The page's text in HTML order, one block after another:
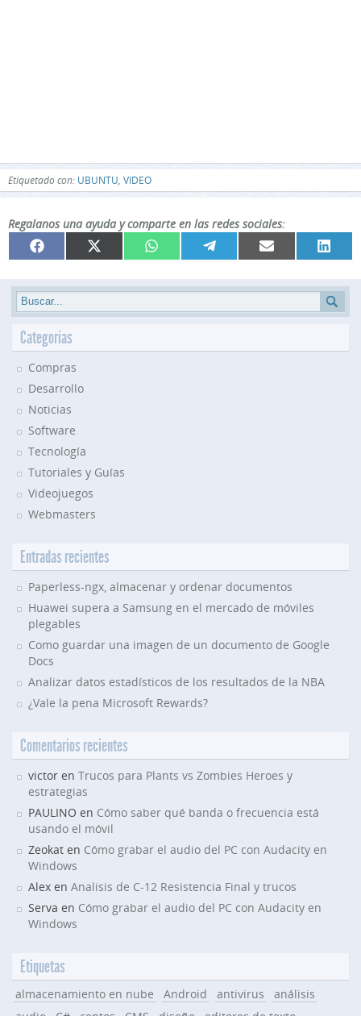
Etiquetado con: UBUNTU, VIDEO
Regalanos una ayuda y comparte en las redes sociales:
Compartir
en
Facebook Compartir
en
X
(Twitter)
Compartir
en
WhatsApp Compartir
en
Compartir
en
Email
en
Categorías
Compras
Desarrollo
Noticias
Software
Tecnología
Tutoriales y Guías
Videojuegos
Webmasters
Entradas recientes
Paperless-ngx, almacenar y ordenar documentos
Huawei supera a Samsung en el mercado de móviles
plegables
Como guardar una imagen de un documento de Google
Docs
Analizar datos estadísticos de los resultados de la NBA
¿Vale la pena Microsoft Rewards?
Comentarios recientes
victor en Trucos para Plants vs Zombies Heroes y
estrategias
PAULINO en Cómo saber qué banda o frecuencia está
usando el móvil
Zeokat en Cómo grabar el audio del PC con Audacity en
Windows
Alex en Analisis de C-12 Resistencia Final y trucos
Serva en Cómo grabar el audio del PC con Audacity en
Windows
Etiquetas
almacenamiento en nube Android antivirus
análisis